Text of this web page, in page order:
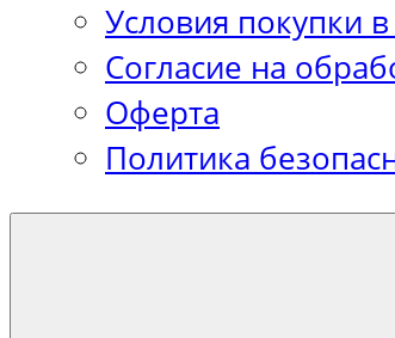
Условия покупки
Согласие на
Оферта
Политика